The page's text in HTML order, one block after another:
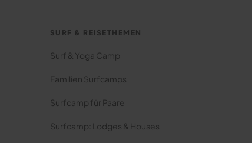
SURF & REISETHEMEN
Surf & Yoga Camp
Familien Surfcamps
Surfcamp für Paare
Surfcamp: Lodges & Houses